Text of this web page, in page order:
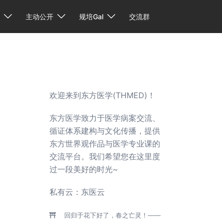
主动公开 规培Gal 交流群
欢迎来到东方医学(THMED)！
东方医学致力于医学病案交流、
循证体系建构与文化传播，提供
东方世界观作品与医学专业课的
交流平台。我们希望您在这里度
过一段美好的时光~
私有云： 东医云
回归于花下好了，春之亡灵！——